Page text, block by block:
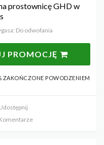
prostownicę GHD w
Do odwołania
PROMOCJĘ
ZAKOŃCZONE POWODZENIEM